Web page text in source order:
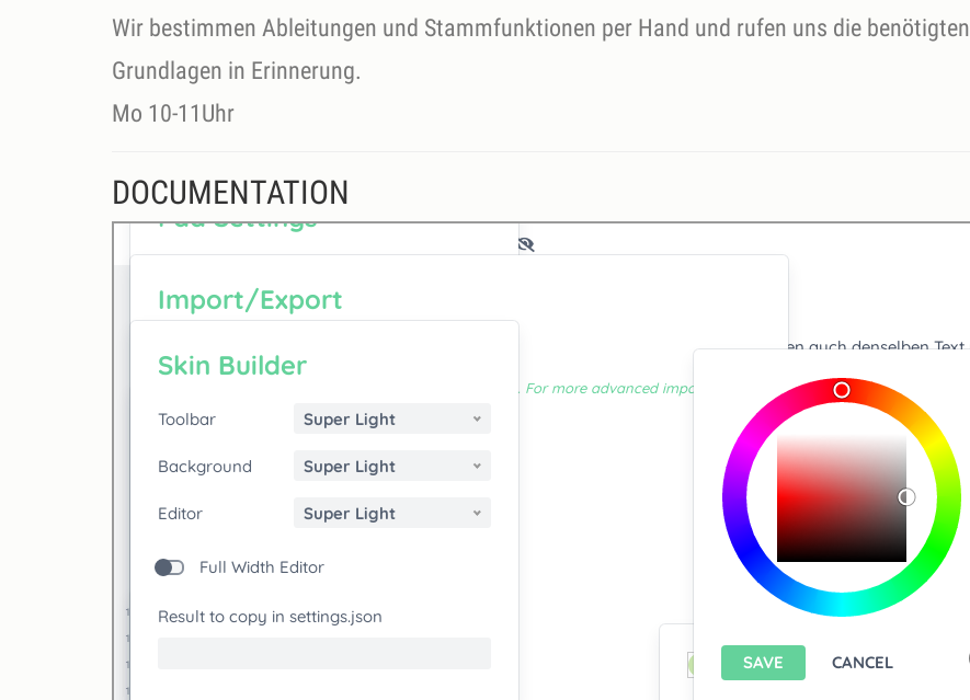
Wir bestimmen Ableitungen und Stammfunktionen per Hand und rufen uns die benötigten
Grundlagen in Erinnerung.
Mo 10-11Uhr
DOCUMENTATION